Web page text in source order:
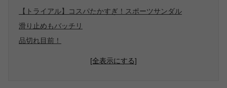
【トライアル】コスパたかすぎ！スポーツサンダル
滑り止めもバッチリ
品切れ目前！
[全表示にする]